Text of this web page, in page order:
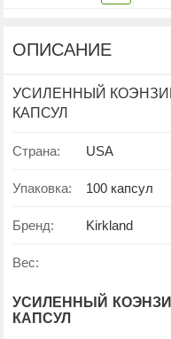
КРОВЯНОГО
КАПСУЛ
НА
ОПИСАНИЕ
УСИЛЕННЫЙ КОЭНЗИМ
КАПСУЛ
Страна: USA
Упаковка: 100 капсул
Бренд: Kirkland
Вес:
УСИЛЕННЫЙ КОЭНЗИМ
КАПСУЛ